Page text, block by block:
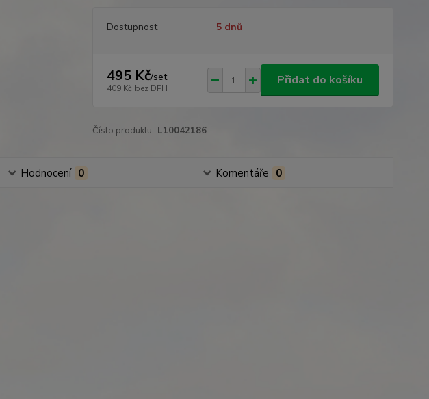
Dostupnost 5 dnů
495 Kč/set
409 Kč bez DPH
Přidat do košíku
Číslo produktu: L10042186
Hodnocení 0 Komentáře 0